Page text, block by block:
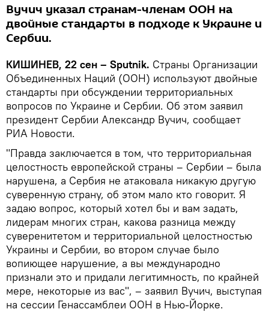
Вучич указал странам-членам ООН на
двойные стандарты в подходе к Украине и
Сербии.
КИШИНЕВ, 22 сен – Sputnik. Страны Организации
Объединенных Наций (ООН) используют двойные
стандарты при обсуждении территориальных
вопросов по Украине и Сербии. Об этом заявил
президент Сербии Александр Вучич, сообщает
РИА Новости.
"Правда заключается в том, что территориальная
целостность европейской страны – Сербии – была
нарушена, а Сербия не атаковала никакую другую
суверенную страну, об этом мало кто говорит. Я
задаю вопрос, который хотел бы и вам задать,
лидерам многих стран, какова разница между
суверенитетом и территориальной целостностью
Украины и Сербии, во втором случае было
вопиющее нарушение, а вы международно
признали это и придали легитимность, по крайней
мере, некоторые из вас", – заявил Вучич, выступая
на сессии Генассамблеи ООН в Нью-Йорке.